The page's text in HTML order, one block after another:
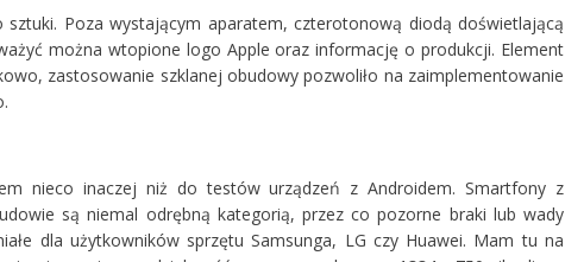
sztuki. Poza wystającym aparatem, czterotonową diodą doświetlającą
można wtopione logo Apple oraz informację o produkcji. Element
zastosowanie szklanej obudowy pozwoliło na zaimplementowanie
nieco inaczej niż do testów urządzeń z Androidem. Smartfony z
są niemal odrębną kategorią, przez co pozorne braki lub wady
dla użytkowników sprzętu Samsunga, LG czy Huawei. Mam tu na